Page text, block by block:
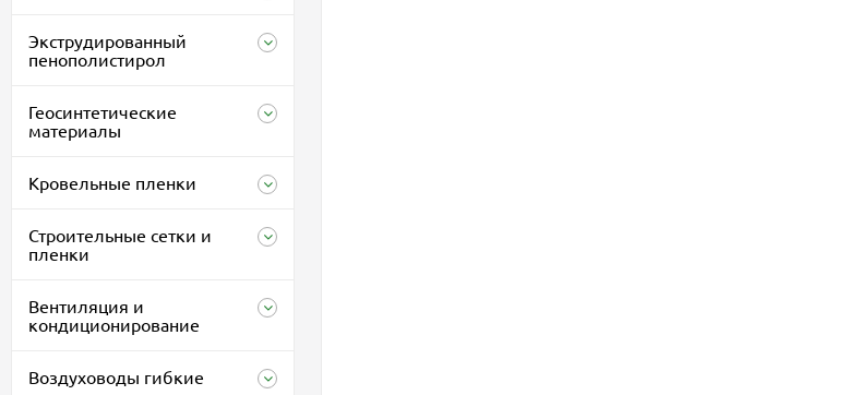
Экструдированный
пенополистирол
Геосинтетические
материалы
Кровельные пленки
Строительные сетки и
пленки
Вентиляция и
кондиционирование
Воздуховоды гибкие